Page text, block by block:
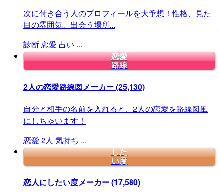
次に付き合う人のプロフィールを大予想！性格、見た
目の雰囲気、出会う場所...
診断恋愛 占い ...
恋愛
路線
2人の恋愛路線図メーカー(25,130)
自分と相手の名前を入れると、2人の恋愛を路線図風
にしちゃいます！
恋愛 2人 気持ち ...
した
い度
恋人にしたい度メーカー(17,580)